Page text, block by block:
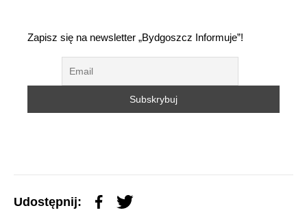
Zapisz się na newsletter „Bydgoszcz Informuje”!
Udostępnij: